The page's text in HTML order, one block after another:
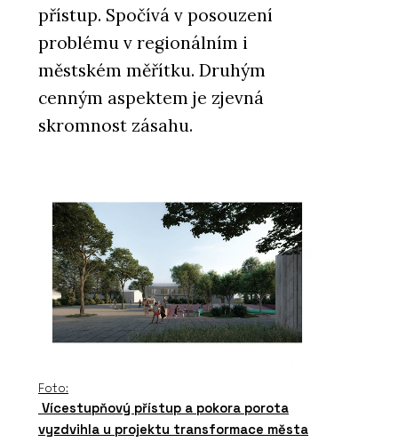
přístup. Spočívá v posouzení
problému v regionálním i
městském měřítku. Druhým
cenným aspektem je zjevná
skromnost zásahu.
Foto:
Vícestupňový přístup a pokora porota
vyzdvihla u projektu transformace města